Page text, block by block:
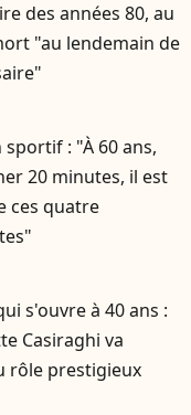
des années 80, au
"au lendemain de
: "À 60 ans,
20 minutes, il est
ces quatre
s'ouvre à 40 ans :
Casiraghi va
rôle prestigieux